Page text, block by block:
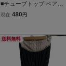
■チューブトップ ベアト
ップ■パッド付■ブラック■
現在 480 円
送料無料